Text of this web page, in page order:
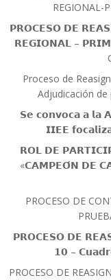
REGIONAL-
𝗣𝗥𝗢𝗖𝗘𝗦𝗢 𝗗𝗘
𝗥𝗘𝗚𝗜𝗢𝗡𝗔𝗟 –
Proceso de
Adjudicación de
𝗦𝗲 𝗰𝗼𝗻𝘃𝗼𝗰𝗮 𝗮 𝗹𝗮
𝗜𝗜𝗘𝗘
𝗥𝗢𝗟 𝗗𝗘
«𝗖𝗔𝗠𝗣𝗘𝗢́𝗡 𝗗𝗘
PROCESO DE
𝗣𝗥𝗢𝗖𝗘𝗦𝗢 𝗗𝗘
𝟭𝟬 –
PROCESO DE